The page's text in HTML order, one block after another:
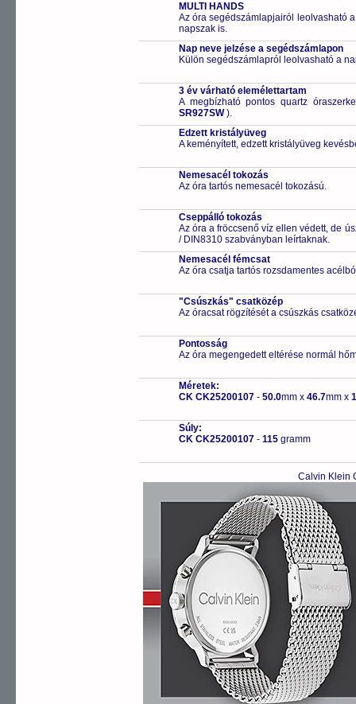
MULTI HANDS
Az óra segédszámlapjairól leolvasható
napszak is.
Nap neve jelzése a segédszámlapon
Külön segédszámlapról leolvasható a
3 év várható elemélettartam
A megbízható pontos quartz
SR927SW).
Edzett kristályüveg
A keményített, edzett kristályüveg
Nemesacél tokozás
Az óra tartós nemesacél tokozású.
Cseppálló tokozás
Az óra a fröccsenő víz ellen védett, de
/ DIN8310 szabványban leírtaknak.
Nemesacél fémcsat
Az óra csatja tartós rozsdamentes
"Csúszkás" csatközép
Az óracsat rögzítését a csúszkás
Pontosság
Az óra megengedett eltérése normál
Méretek:
CK CK25200107 - 50.0mm x 46.7mm x
Súly:
CK CK25200107 - 115 gramm
Calvin Klein